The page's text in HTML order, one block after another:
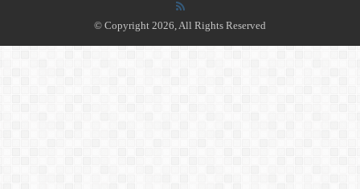
© Copyright 2026, All Rights Reserved